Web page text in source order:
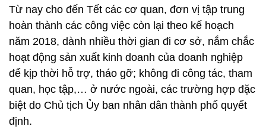
Từ nay cho đến Tết các cơ quan, đơn vị tập trung
hoàn thành các công việc còn lại theo kế hoạch
năm 2018, dành nhiều thời gian đi cơ sở, nắm chắc
hoạt động sản xuất kinh doanh của doanh nghiệp
để kịp thời hỗ trợ, tháo gỡ; không đi công tác, tham
quan, học tập,… ở nước ngoài, các trường hợp đặc
biệt do Chủ tịch Ủy ban nhân dân thành phố quyết
định.